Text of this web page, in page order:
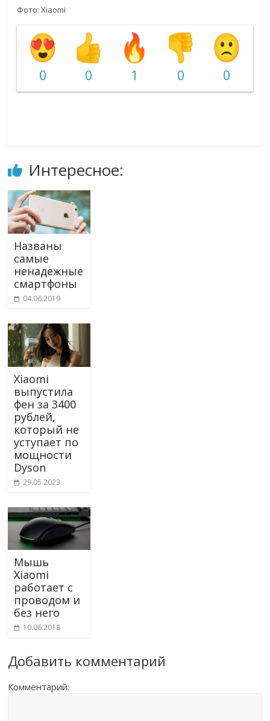
Фото: Xiaomi
0 0 1 0 0
Интересное:
Названы
самые
ненадежные
смартфоны
04.06.2019
Xiaomi
выпустила
фен за 3400
рублей,
который не
уступает по
мощности
Dyson
29.05.2023
Мышь
Xiaomi
работает с
проводом и
без него
10.06.2018
Добавить комментарий
Комментарий: